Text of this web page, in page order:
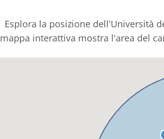
Esplora la posizione dell'Università
mappa interattiva mostra l'area del